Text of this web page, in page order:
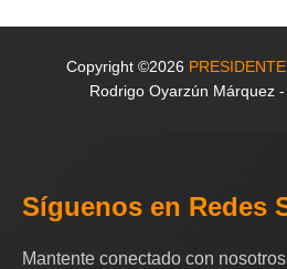
Copyright ©2026
Rodrigo Oyarzún Márquez -
Síguenos en Redes
Mantente conectado con